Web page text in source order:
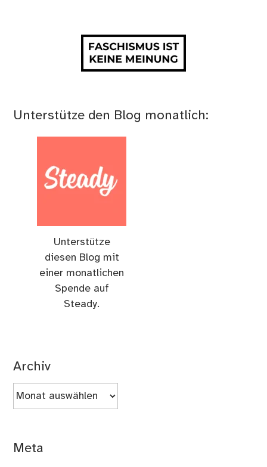
Unterstütze den Blog monatlich:
Unterstütze
diesen Blog mit
einer monatlichen
Spende auf
Steady.
Archiv
Archiv
Meta